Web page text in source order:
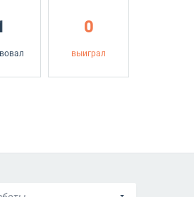
0
выиграл